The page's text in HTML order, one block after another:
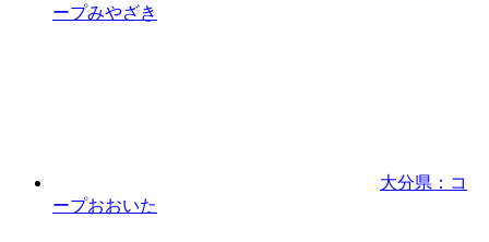
ープみやざき
大分県：コ
ープおおいた